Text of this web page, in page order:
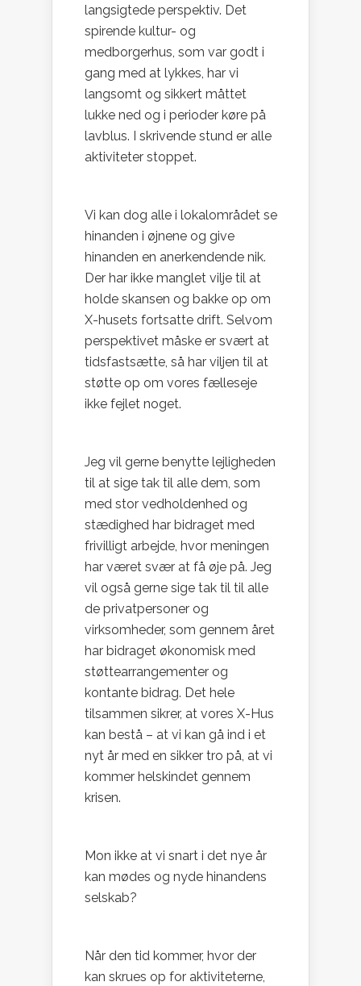
langsigtede perspektiv. Det
spirende kultur- og
medborgerhus, som var godt i
gang med at lykkes, har vi
langsomt og sikkert måttet
lukke ned og i perioder køre på
lavblus. I skrivende stund er alle
aktiviteter stoppet.
Vi kan dog alle i lokalområdet se
hinanden i øjnene og give
hinanden en anerkendende nik.
Der har ikke manglet vilje til at
holde skansen og bakke op om
X-husets fortsatte drift. Selvom
perspektivet måske er svært at
tidsfastsætte, så har viljen til at
støtte op om vores fælleseje
ikke fejlet noget.
Jeg vil gerne benytte lejligheden
til at sige tak til alle dem, som
med stor vedholdenhed og
stædighed har bidraget med
frivilligt arbejde, hvor meningen
har været svær at få øje på. Jeg
vil også gerne sige tak til til alle
de privatpersoner og
virksomheder, som gennem året
har bidraget økonomisk med
støttearrangementer og
kontante bidrag. Det hele
tilsammen sikrer, at vores X-Hus
kan bestå – at vi kan gå ind i et
nyt år med en sikker tro på, at vi
kommer helskindet gennem
krisen.
Mon ikke at vi snart i det nye år
kan mødes og nyde hinandens
selskab?
Når den tid kommer, hvor der
kan skrues op for aktiviteterne,